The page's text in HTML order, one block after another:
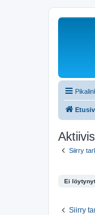
Siirry
Ei
Siirry